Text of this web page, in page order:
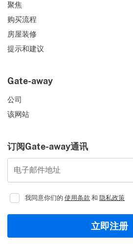
聚焦
购买流程
房屋装修
提示和建议
Gate-away
公司
该网站
订阅Gate-away通讯
电子邮件地址
我同意你们的 使用条款 和 隐私政策
立即注册